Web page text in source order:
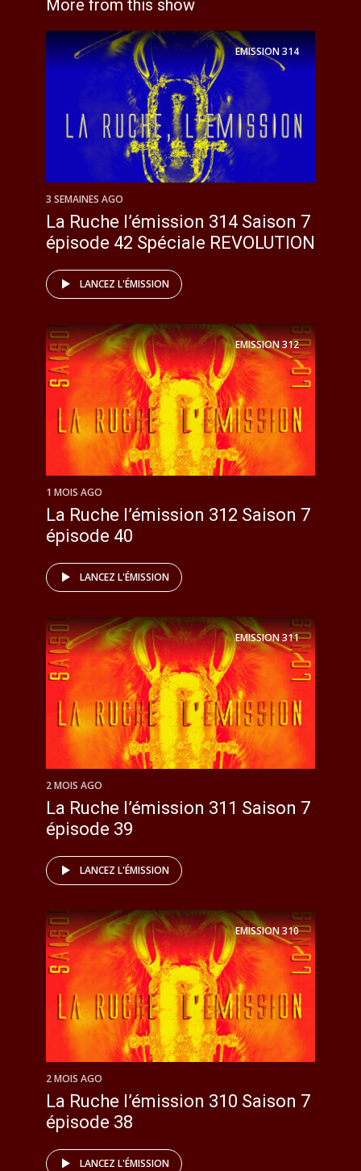
More from this show
EMISSION314
3 SEMAINES AGO
La Ruche l’émission 314 Saison 7
épisode 42 Spéciale REVOLUTION
LANCEZ L'ÉMISSION
EMISSION312
1 MOIS AGO
La Ruche l’émission 312 Saison 7
épisode 40
LANCEZ L'ÉMISSION
EMISSION311
2 MOIS AGO
La Ruche l’émission 311 Saison 7
épisode 39
LANCEZ L'ÉMISSION
EMISSION310
2 MOIS AGO
La Ruche l’émission 310 Saison 7
épisode 38
LANCEZ L'ÉMISSION